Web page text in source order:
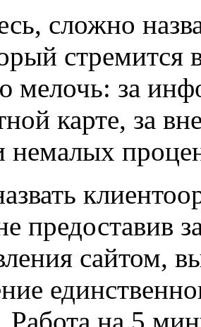
сложно
стремится
мелочь: за
карте, за
немалых
предоставив
сайтом,
Работа на 5